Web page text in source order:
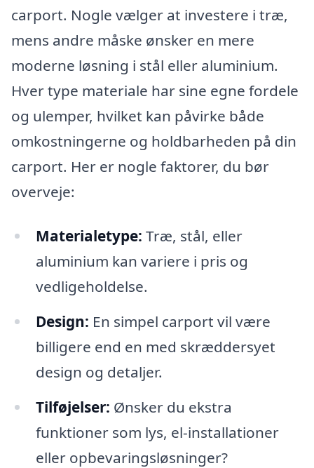
carport. Nogle vælger at investere i træ,
mens andre måske ønsker en mere
moderne løsning i stål eller aluminium.
Hver type materiale har sine egne fordele
og ulemper, hvilket kan påvirke både
omkostningerne og holdbarheden på din
carport. Her er nogle faktorer, du bør
overveje:
Materialetype: Træ, stål, eller
aluminium kan variere i pris og
vedligeholdelse.
Design: En simpel carport vil være
billigere end en med skræddersyet
design og detaljer.
Tilføjelser: Ønsker du ekstra
funktioner som lys, el-installationer
eller opbevaringsløsninger?